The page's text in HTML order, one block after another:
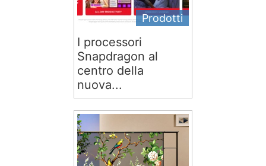
Prodotti
I processori
Snapdragon al
centro della
nuova...